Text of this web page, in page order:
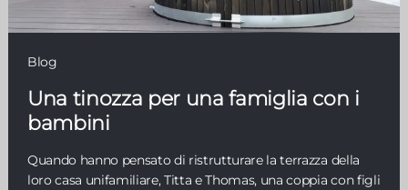
Blog
Una tinozza per una famiglia con i
bambini
Quando hanno pensato di ristrutturare la terrazza della
loro casa unifamiliare, Titta e Thomas, una coppia con figli